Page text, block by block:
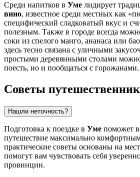
Среди напитков в Уме лидирует
вино, известное среди местных как
специфический сладковатый вкус и
полезным. Также в городе всегда
соки из спелого манго, ананаса или
здесь тесно связана с уличными
простыми деревянными столами
поесть, но и пообщаться с горожанами.
Советы
Нашли неточность?
Подготовка к поездке в Уме поможет
путешествие максимально
практические советы основаны на
помогут вам чувствовать себя
провинции.